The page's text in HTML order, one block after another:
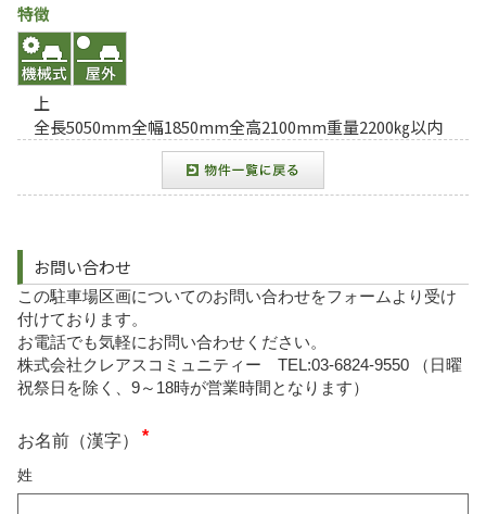
特徴
上
全長5050mm全幅1850mm全高2100mm重量2200㎏以内
お問い合わせ